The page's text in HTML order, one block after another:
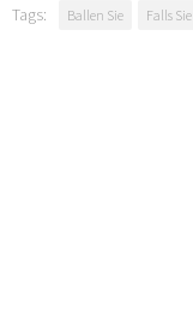
Tags: Ballen Sie Falls Sie